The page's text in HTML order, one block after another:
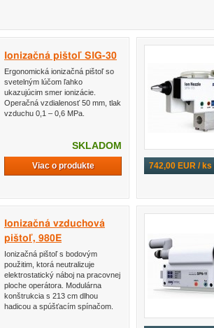
Ionizačná pištoľ SIG-30
Ergonomická ionizačná pištoľ so
svetelným lúčom ľahko
ukazujúcim smer ionizácie.
Operačná vzdialenosť 50 mm, tlak
vzduchu 0,1 – 0,6 MPa.
SKLADOM
Viac o produkte 742,00 EUR / ks
Ionizačná vzduchová
pištoľ, 980E
Ionizačná pištoľ s bodovým
použitim, ktorá neutralizuje
elektrostatický náboj na pracovnej
ploche operátora. Modulárna
konštrukcia s 213 cm dlhou
hadicou a spúšťacím spínačom.